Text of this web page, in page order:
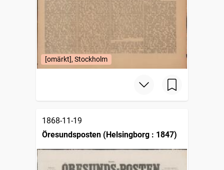
[omärkt], Stockholm
1868-11-19
Öresundsposten (Helsingborg : 1847)